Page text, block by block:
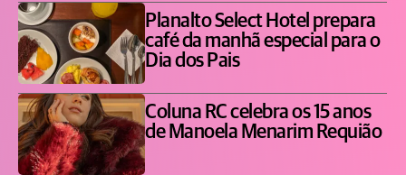
Planalto Select Hotel prepara
café da manhã especial para o
Dia dos Pais
Coluna RC celebra os 15 anos
de Manoela Menarim Requião